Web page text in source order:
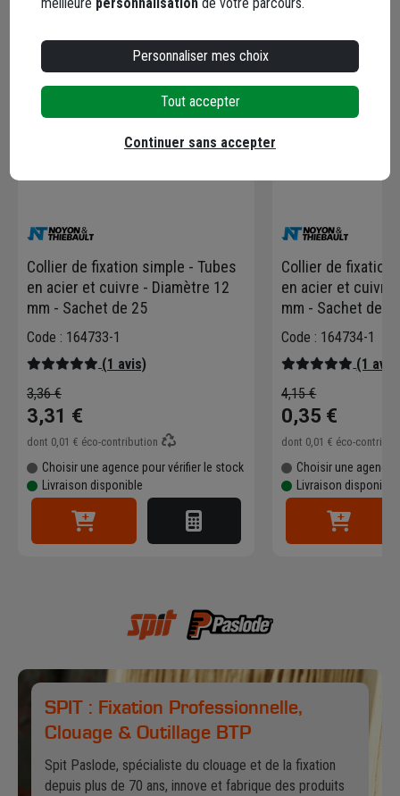
Collier de fixation simple - Tubes
en acier et cuivre - Diamètre 12
mm - Sachet de 25
Code : 164733-1
(1 avis)
3,36 €
3,31 €
dont 0,01 € éco-contribution
Choisir une agence pour vérifier le stock
Livraison disponible
Collier de fixation
en acier et cuivre
mm - Sachet de
Code : 164734-1
(1
4,15 €
0,35 €
dont 0,01 € éco-
Choisir une agence
Livraison disponible
SPIT : Fixation Professionnelle,
Clouage & Outillage BTP
Spit Paslode, spécialiste du clouage et de la fixation
depuis plus de 70 ans, innove et fabrique des produits
Personnaliser mes choix
Tout accepter
Continuer sans accepter